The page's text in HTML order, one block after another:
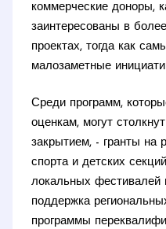
коммерческие доноры,
заинтересованы в
проектах, тогда как
малозаметные
Среди программ,
оценкам, могут
закрытием, - гранты на
спорта и детских
локальных фестивалей
поддержка
программы